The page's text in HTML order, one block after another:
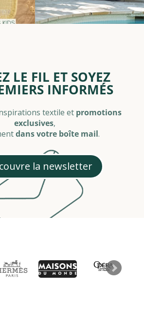
LE FIL ET SOYEZ
INFORMÉS
textile et promotions
exclusives,
dans votre boîte mail.
la newsletter